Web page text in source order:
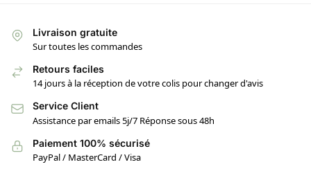
Livraison gratuite
Sur toutes les commandes
Retours faciles
14 jours à la réception de votre colis pour changer d'avis
Service Client
Assistance par emails 5j/7 Réponse sous 48h
Paiement 100% sécurisé
PayPal / MasterCard / Visa